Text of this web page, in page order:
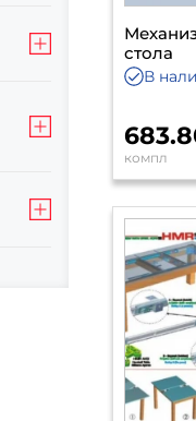
стола
В
компл